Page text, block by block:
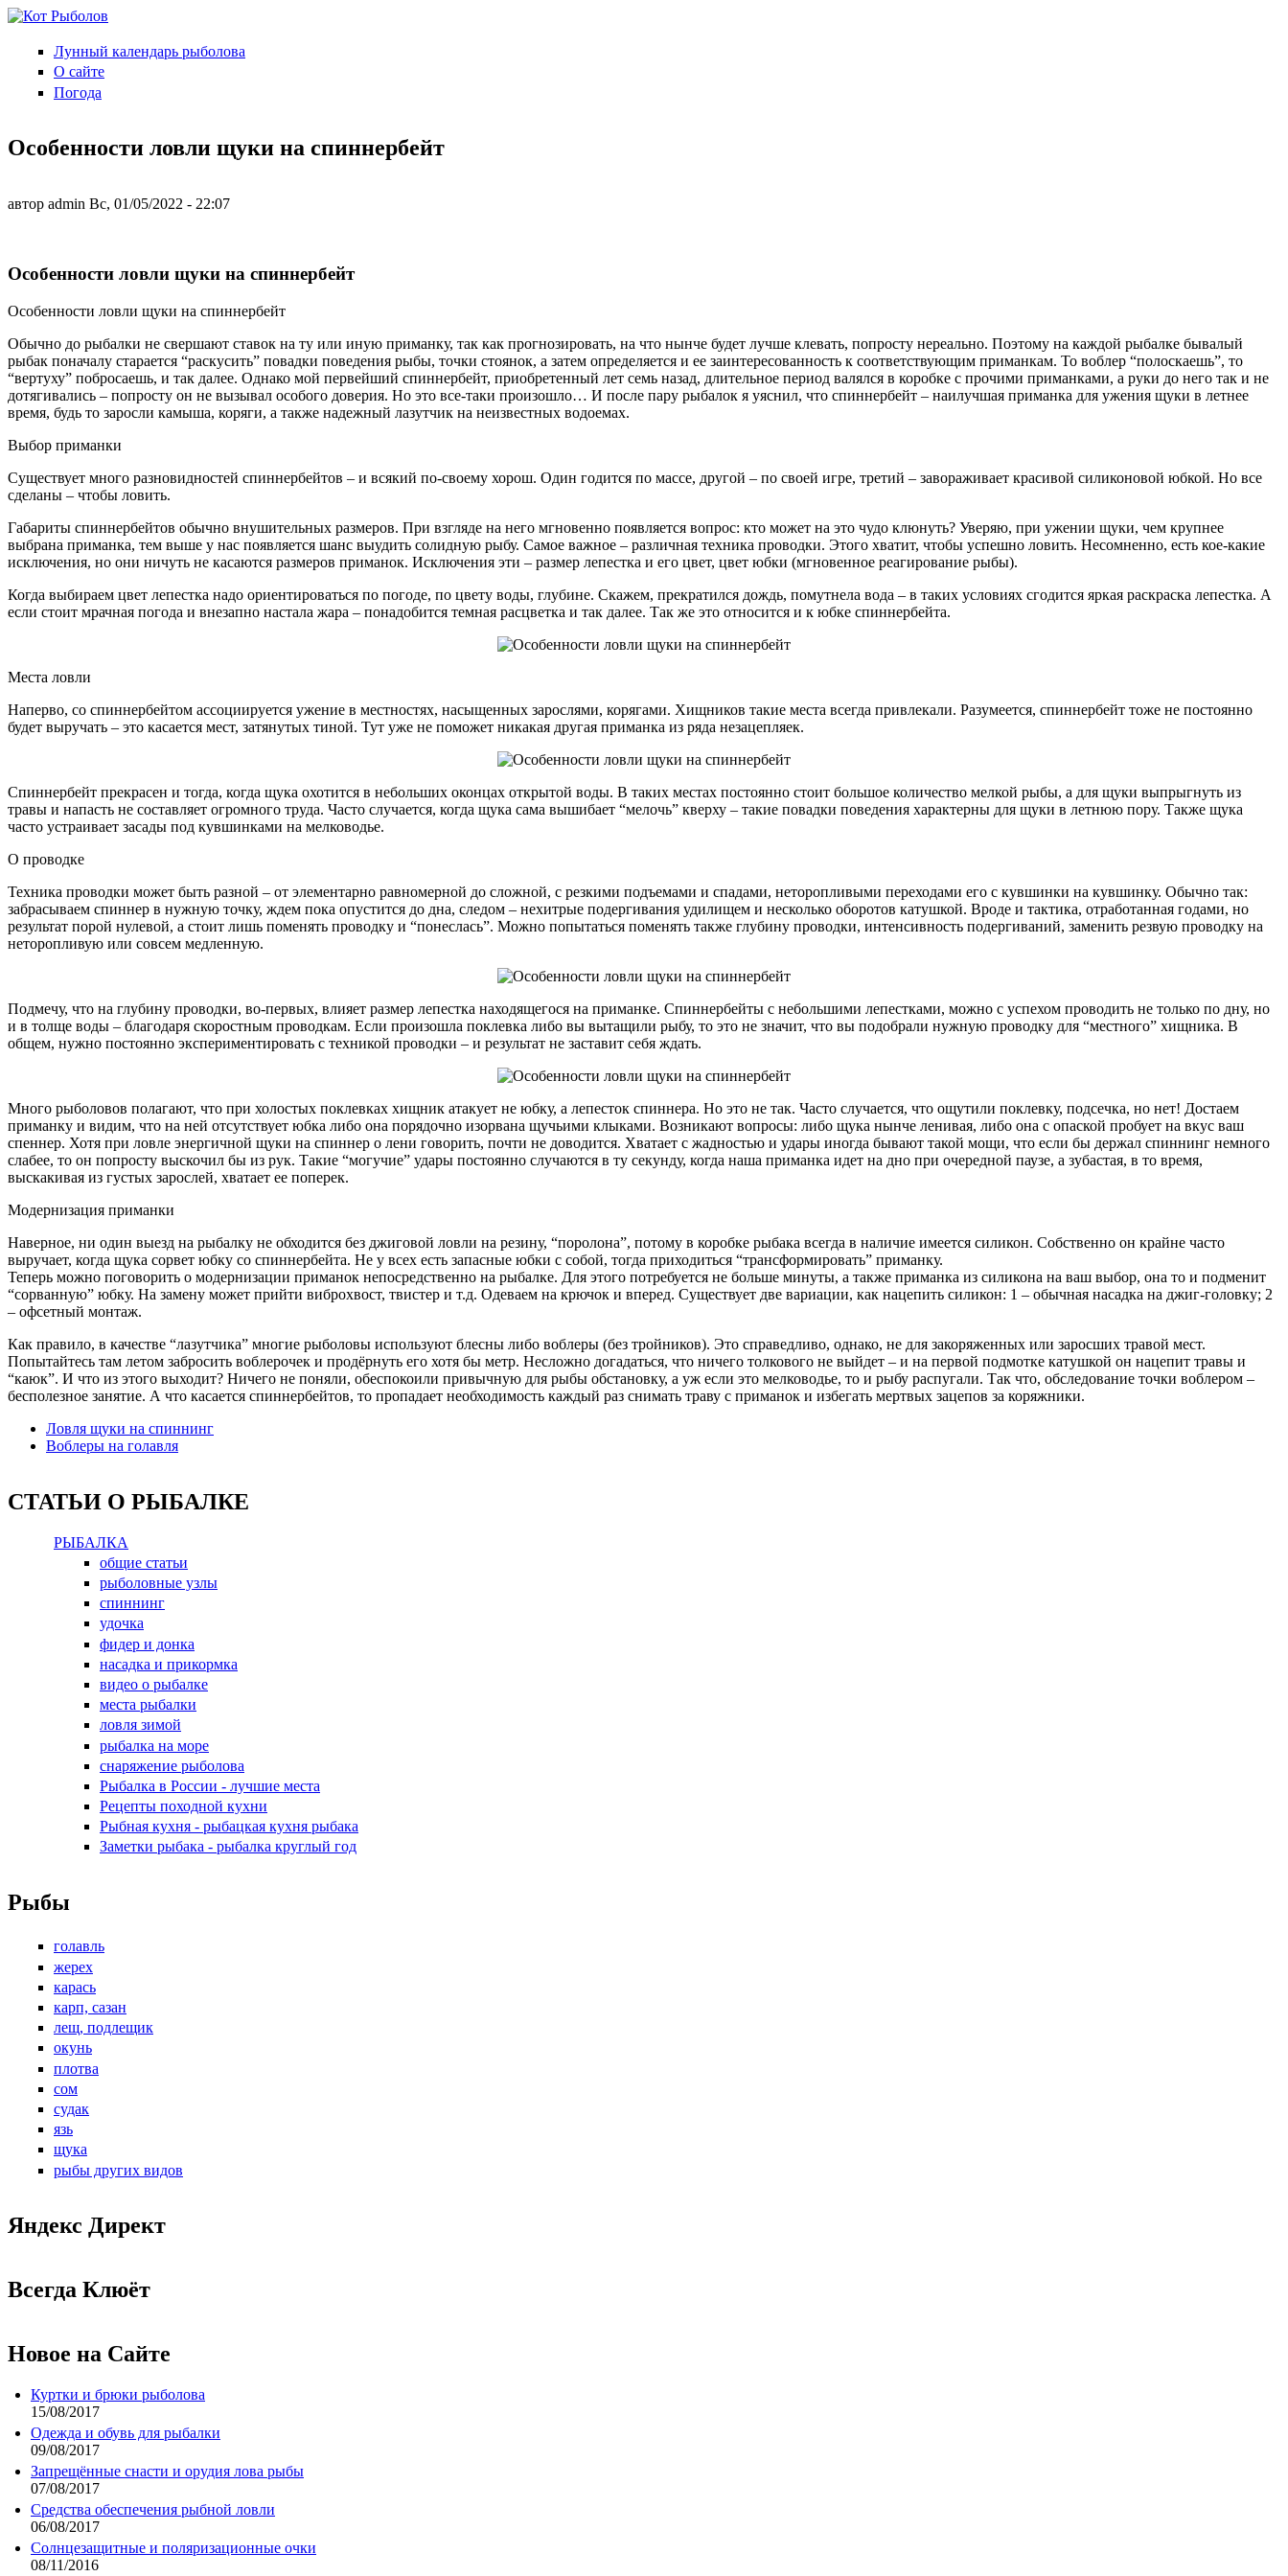
Перейти к основному содержанию
Кот
Рыболов
Лунный календарь рыболова
О сайте
Погода
Особенности ловли щуки на спиннербейт
автор admin Вс, 01/05/2022 - 22:07
Особенности ловли щуки на спиннербейт
Особенности ловли щуки на спиннербейт
Обычно до рыбалки не свершают ставок на ту или иную приманку, так как прогнозировать, на что нынче будет лучше клевать, попросту нереально. Поэтому на каждой рыбалке бывалый
рыбак поначалу старается “раскусить” повадки поведения рыбы, точки стоянок, а затем определяется и ее заинтересованность к соответствующим приманкам. То воблер “полоскаешь”, то
“вертуху” побросаешь, и так далее. Однако мой первейший спиннербейт, приобретенный лет семь назад, длительное период валялся в коробке с прочими приманками, а руки до него так и не
дотягивались – попросту он не вызывал особого доверия. Но это все-таки произошло… И после пару рыбалок я уяснил, что спиннербейт – наилучшая приманка для ужения щуки в летнее
время, будь то заросли камыша, коряги, а также надежный лазутчик на неизвестных водоемах.
Выбор приманки
Существует много разновидностей спиннербейтов – и всякий по-своему хорош. Один годится по массе, другой – по своей игре, третий – завораживает красивой силиконовой юбкой. Но все
сделаны – чтобы ловить.
Габариты спиннербейтов обычно внушительных размеров. При взгляде на него мгновенно появляется вопрос: кто может на это чудо клюнуть? Уверяю, при ужении щуки, чем крупнее
выбрана приманка, тем выше у нас появляется шанс выудить солидную рыбу. Самое важное – различная техника проводки. Этого хватит, чтобы успешно ловить. Несомненно, есть кое-какие
исключения, но они ничуть не касаются размеров приманок. Исключения эти – размер лепестка и его цвет, цвет юбки (мгновенное реагирование рыбы).
Когда выбираем цвет лепестка надо ориентироваться по погоде, по цвету воды, глубине. Скажем, прекратился дождь, помутнела вода – в таких условиях сгодится яркая раскраска лепестка. А
если стоит мрачная погода и внезапно настала жара – понадобится темная расцветка и так далее. Так же это относится и к юбке спиннербейта.
Места ловли
Наперво, со спиннербейтом ассоциируется ужение в местностях, насыщенных зарослями, корягами. Хищников такие места всегда привлекали. Разумеется, спиннербейт тоже не постоянно
будет выручать – это касается мест, затянутых тиной. Тут уже не поможет никакая другая приманка из ряда незацепляек.
Спиннербейт прекрасен и тогда, когда щука охотится в небольших оконцах открытой воды. В таких местах постоянно стоит большое количество мелкой рыбы, а для щуки выпрыгнуть из
травы и напасть не составляет огромного труда. Часто случается, когда щука сама вышибает “мелочь” кверху – такие повадки поведения характерны для щуки в летнюю пору. Также щука
часто устраивает засады под кувшинками на мелководье.
О проводке
Техника проводки может быть разной – от элементарно равномерной до сложной, с резкими подъемами и спадами, неторопливыми переходами его с кувшинки на кувшинку. Обычно так:
забрасываем спиннер в нужную точку, ждем пока опустится до дна, следом – нехитрые подергивания удилищем и несколько оборотов катушкой. Вроде и тактика, отработанная годами, но
результат порой нулевой, а стоит лишь поменять проводку и “понеслась”. Можно попытаться поменять также глубину проводки, интенсивность подергиваний, заменить резвую проводку на
неторопливую или совсем медленную.
Подмечу, что на глубину проводки, во-первых, влияет размер лепестка находящегося на приманке. Спиннербейты с небольшими лепестками, можно с успехом проводить не только по дну, но
и в толще воды – благодаря скоростным проводкам. Если произошла поклевка либо вы вытащили рыбу, то это не значит, что вы подобрали нужную проводку для “местного” хищника. В
общем, нужно постоянно экспериментировать с техникой проводки – и результат не заставит себя ждать.
Много рыболовов полагают, что при холостых поклевках хищник атакует не юбку, а лепесток спиннера. Но это не так. Часто случается, что ощутили поклевку, подсечка, но нет! Достаем
приманку и видим, что на ней отсутствует юбка либо она порядочно изорвана щучьими клыками. Возникают вопросы: либо щука нынче ленивая, либо она с опаской пробует на вкус ваш
спеннер. Хотя при ловле энергичной щуки на спиннер о лени говорить, почти не доводится. Хватает с жадностью и удары иногда бывают такой мощи, что если бы держал спиннинг немного
слабее, то он попросту выскочил бы из рук. Такие “могучие” удары постоянно случаются в ту секунду, когда наша приманка идет на дно при очередной паузе, а зубастая, в то время,
выскакивая из густых зарослей, хватает ее поперек.
Модернизация приманки
Наверное, ни один выезд на рыбалку не обходится без джиговой ловли на резину, “поролона”, потому в коробке рыбака всегда в наличие имеется силикон. Собственно он крайне часто
выручает, когда щука сорвет юбку со спиннербейта. Не у всех есть запасные юбки с собой, тогда приходиться “трансформировать” приманку.
Теперь можно поговорить о модернизации приманок непосредственно на рыбалке. Для этого потребуется не больше минуты, а также приманка из силикона на ваш выбор, она то и подменит
“сорванную” юбку. На замену может прийти виброхвост, твистер и т.д. Одеваем на крючок и вперед. Существует две вариации, как нацепить силикон: 1 – обычная насадка на джиг-головку; 2
– офсетный монтаж.
Как правило, в качестве “лазутчика” многие рыболовы используют блесны либо воблеры (без тройников). Это справедливо, однако, не для закоряженных или заросших травой мест.
Попытайтесь там летом забросить воблерочек и продёрнуть его хотя бы метр. Несложно догадаться, что ничего толкового не выйдет – и на первой подмотке катушкой он нацепит травы и
“каюк”. И что из этого выходит? Ничего не поняли, обеспокоили привычную для рыбы обстановку, а уж если это мелководье, то и рыбу распугали. Так что, обследование точки воблером –
бесполезное занятие. А что касается спиннербейтов, то пропадает необходимость каждый раз снимать траву с приманок и избегать мертвых зацепов за коряжники.
Ловля щуки на спиннинг
Воблеры на голавля
СТАТЬИ О РЫБАЛКЕ
РЫБАЛКА
общие статьи
рыболовные узлы
спиннинг
удочка
фидер и донка
насадка и прикормка
видео о рыбалке
места рыбалки
ловля зимой
рыбалка на море
снаряжение рыболова
Рыбалка в России - лучшие места
Рецепты походной кухни
Рыбная кухня - рыбацкая кухня рыбака
Заметки рыбака - рыбалка круглый год
Рыбы
голавль
жерех
карась
карп, сазан
лещ, подлещик
окунь
плотва
сом
судак
язь
щука
рыбы других видов
Яндекс Директ
Всегда Клюёт
Новое на Сайте
Куртки и брюки рыболова
15/08/2017
Одежда и обувь для рыбалки
09/08/2017
Запрещённые снасти и орудия лова рыбы
07/08/2017
Средства обеспечения рыбной ловли
06/08/2017
Солнцезащитные и поляризационные очки
08/11/2016